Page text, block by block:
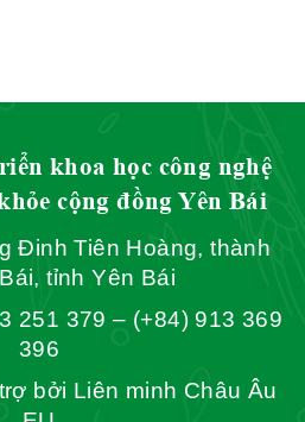
Y Tỉnh Sơn La
Y TP. Hà Nội
khoa học công nghệ
cộng đồng Yên Bái
Đinh Tiên Hoàng, thành
tỉnh Yên Bái
251 379 – (+84) 913 369
396
bởi Liên minh Châu Âu